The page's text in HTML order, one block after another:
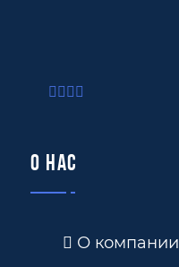
О нас
О компании